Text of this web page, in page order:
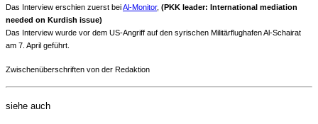
Das Interview erschien zuerst beiAl-Monitor, (PKK leader: International mediation
needed on Kurdish issue)
Das Interview wurde vor dem US-Angriff auf den syrischen Militärflughafen Al-Schairat
am 7. April geführt.
Zwischenüberschriften von der Redaktion
siehe auch